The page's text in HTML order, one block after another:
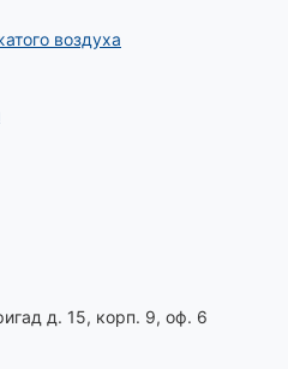
воздуха
д. 15, корп. 9, оф. 6